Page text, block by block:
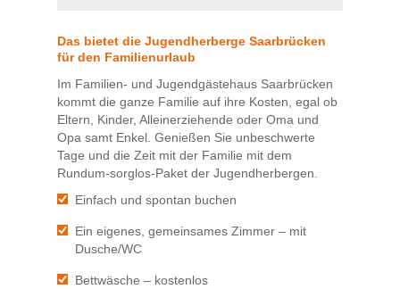
Das bietet die Jugendherberge Saarbrücken
für den Familienurlaub
Im Familien- und Jugendgästehaus Saarbrücken
kommt die ganze Familie auf ihre Kosten, egal ob
Eltern, Kinder, Alleinerziehende oder Oma und
Opa samt Enkel. Genießen Sie unbeschwerte
Tage und die Zeit mit der Familie mit dem
Rundum-sorglos-Paket der Jugendherbergen.
Einfach und spontan buchen
Ein eigenes, gemeinsames Zimmer – mit
Dusche/WC
Bettwäsche – kostenlos